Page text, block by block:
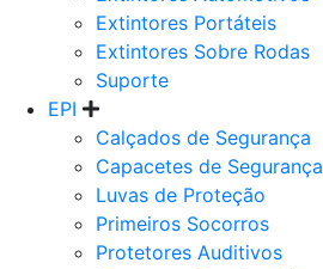
Extintores Portáteis
Extintores Sobre Rodas
Suporte
EPI
Calçados de Segurança
Capacetes de Segurança
Luvas de Proteção
Primeiros Socorros
Protetores Auditivos